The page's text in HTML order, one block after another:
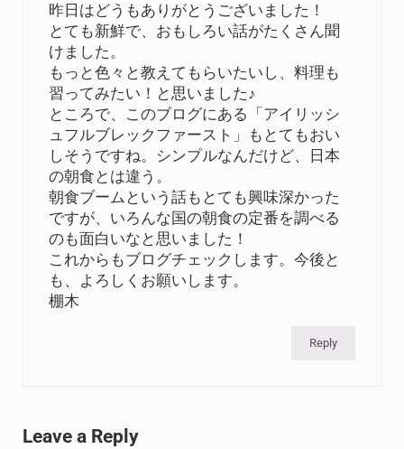
昨日はどうもありがとうございました！
とても新鮮で、おもしろい話がたくさん聞
けました。
もっと色々と教えてもらいたいし、料理も
習ってみたい！と思いました♪
ところで、このブログにある「アイリッシ
ュフルブレックファースト」もとてもおい
しそうですね。シンプルなんだけど、日本
の朝食とは違う。
朝食ブームという話もとても興味深かった
ですが、いろんな国の朝食の定番を調べる
のも面白いなと思いました！
これからもブログチェックします。今後と
も、よろしくお願いします。
棚木
Reply
Leave a Reply